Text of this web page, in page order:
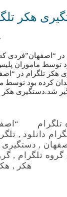
هکر
|
“اصفهان”فردی که
توسط ماموران
تلگرام در
کرده بود توسط
شد.دستگیری هکر
دانلود,
, دستگیری
تلگرام ,
هکر,